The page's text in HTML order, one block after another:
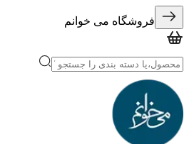
فروشگاه می خوانم